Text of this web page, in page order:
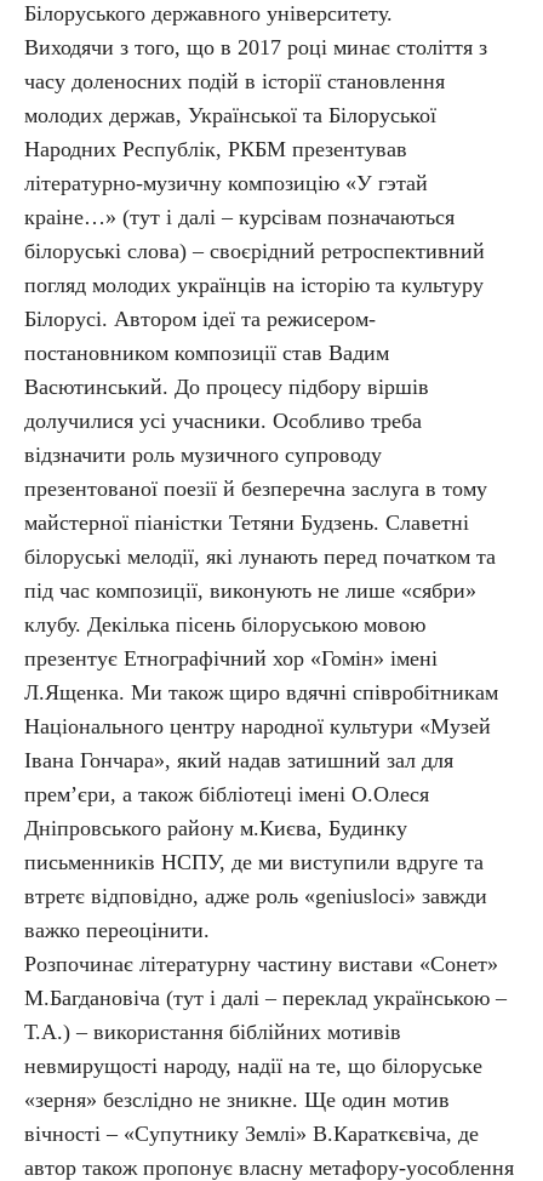
Білоруського державного університету.
Виходячи з того, що в 2017 році минає століття з
часу доленосних подій в історії становлення
молодих держав, Української та Білоруської
Народних Республік, РКБМ презентував
літературно-музичну композицію «У гэтай
краіне…» (тут і далі – курсівам позначаються
білоруські слова) – своєрідний ретроспективний
погляд молодих українців на історію та культуру
Білорусі. Автором ідеї та режисером-
постановником композиції став Вадим
Васютинський. До процесу підбору віршів
долучилися усі учасники. Особливо треба
відзначити роль музичного супроводу
презентованої поезії й безперечна заслуга в тому
майстерної піаністки Тетяни Будзень. Славетні
білоруські мелодії, які лунають перед початком та
під час композиції, виконують не лише «сябри»
клубу. Декілька пісень білоруською мовою
презентує Етнографічний хор «Гомін» імені
Л.Ященка. Ми також щиро вдячні співробітникам
Національного центру народної культури «Музей
Івана Гончара», який надав затишний зал для
прем’єри, а також бібліотеці імені О.Олеся
Дніпровського району м.Києва, Будинку
письменників НСПУ, де ми виступили вдруге та
втретє відповідно, адже роль «geniusloci» завжди
важко переоцінити.
Розпочинає літературну частину вистави «Сонет»
М.Багдановіча (тут і далі – переклад українською –
Т.А.) – використання біблійних мотивів
невмирущості народу, надії на те, що білоруське
«зерня» безслідно не зникне. Ще один мотив
вічності – «Супутнику Землі» В.Караткєвіча, де
автор також пропонує власну метафору-уособлення